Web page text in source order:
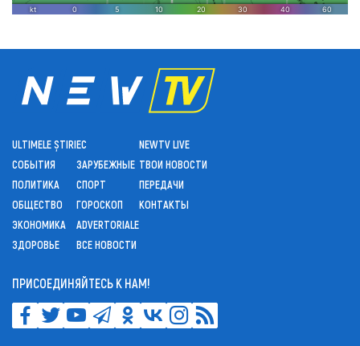
ULTIMELE ȘTIRI
СОБЫТИЯ
ПОЛИТИКА
ОБЩЕСТВО
ЭКОНОМИКА
ЗДОРОВЬЕ
ЕС
ЗАРУБЕЖНЫЕ
СПОРТ
ГОРОСКОП
ADVERTORIALE
ВСЕ НОВОСТИ
NEWTV LIVE
ТВОИ НОВОСТИ
ПЕРЕДАЧИ
КОНТАКТЫ
ПРИСОЕДИНЯЙТЕСЬ К НАМ!